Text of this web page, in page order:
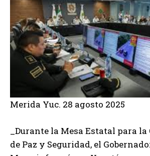
Merida Yuc. 28 agosto 2025
_Durante la Mesa Estatal para
de Paz y Seguridad, el